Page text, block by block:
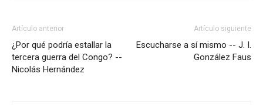
Artículo anterior
¿Por qué podría estallar la
tercera guerra del Congo? --
Nicolás Hernández
Artículo siguiente
Escucharse a sí mismo -- J. I.
González Faus